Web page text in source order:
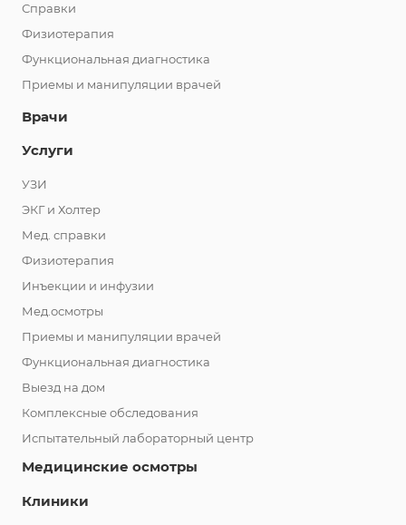
Справки
Физиотерапия
Функциональная диагностика
Приемы и манипуляции врачей
Врачи
Услуги
УЗИ
ЭКГ и Холтер
Мед. справки
Физиотерапия
Инъекции и инфузии
Мед.осмотры
Приемы и манипуляции врачей
Функциональная диагностика
Выезд на дом
Комплексные обследования
Испытательный лабораторный центр
Медицинские осмотры
Клиники